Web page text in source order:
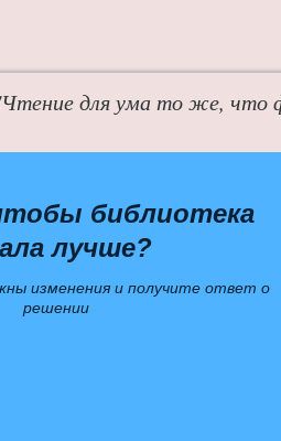
для ума то же, что
библиотека
лучше?
изменения и получите ответ о
решении